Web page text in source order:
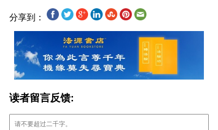
分享到：
读者留言反馈: